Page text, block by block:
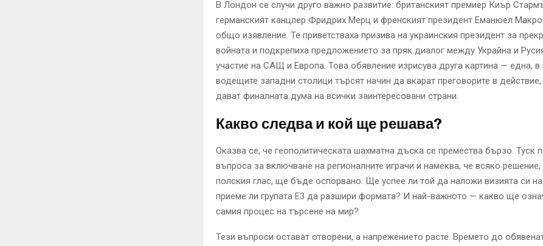
В Лондон се случи друго важно развитие: британският премиер Киър
германският канцлер Фридрих Мерц и френският президент Еманюел
общо изявление. Те приветстваха призива на украинския президент за
войната и подкрепиха предложението за пряк диалог между Украйна и
участие на САЩ и Европа. Това обявление изрисува друга картина — една, в
водещите западни столици търсят начин да вкарат преговорите в
дават финалната дума на всички заинтересовани страни.
Какво следва и кой ще решава?
Оказва се, че геополитическата шахматна дъска се премества бързо. Туск
въпроса за включване на регионалните играчи и намеква, че всяко решение,
полския глас, ще бъде оспорвано. Ще успее ли той да наложи визията си
приеме ли групата Е3 да разшири формата? И най-важното — какво ще
самия процес на търсене на мир?
Тези въпроси остават отворени, а напрежението расте. Времето до